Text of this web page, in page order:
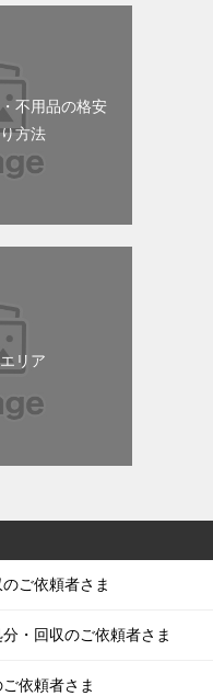
不用品の格安
方法
リア
ご依頼者さま
・回収のご依頼者さま
依頼者さま